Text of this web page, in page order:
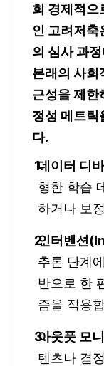
회 경제적으
인 고려저축
의 심사 과
본래의 사회
근성을 제한
정성 메트릭
다.
데이터 디
형한 학습
하거나 보
인터벤션
추론 단계
반으로 한
즘을 적용
아웃풋 모
텐츠나 결